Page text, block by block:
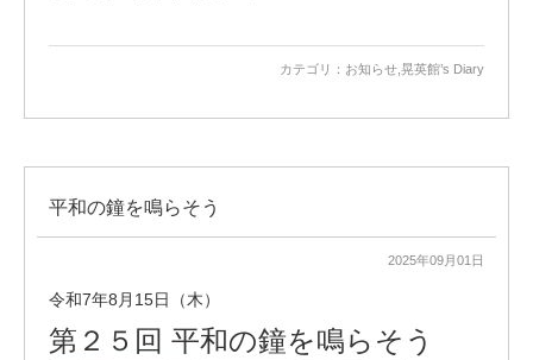
カテゴリ： お知らせ 晃英館’s Diary
平和の鐘を鳴らそう
2025年09月01日
令和7年8月15日（木）
第２５回 平和の鐘を鳴らそう